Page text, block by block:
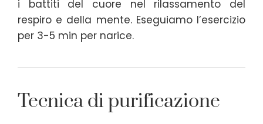
i battiti del cuore nel rilassamento del
respiro e della mente. Eseguiamo l’esercizio
per 3-5 min per narice.
Tecnica di purificazione